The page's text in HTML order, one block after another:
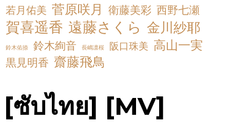
若月佑美 菅原咲月 衛藤美彩 西野七瀬
賀喜遥香 遠藤さくら 金川紗耶
鈴木佑捺 鈴木絢音 長嶋凛桜 阪口珠美 高山一実
黒見明香 齋藤飛鳥
[ซับไทย] [MV]